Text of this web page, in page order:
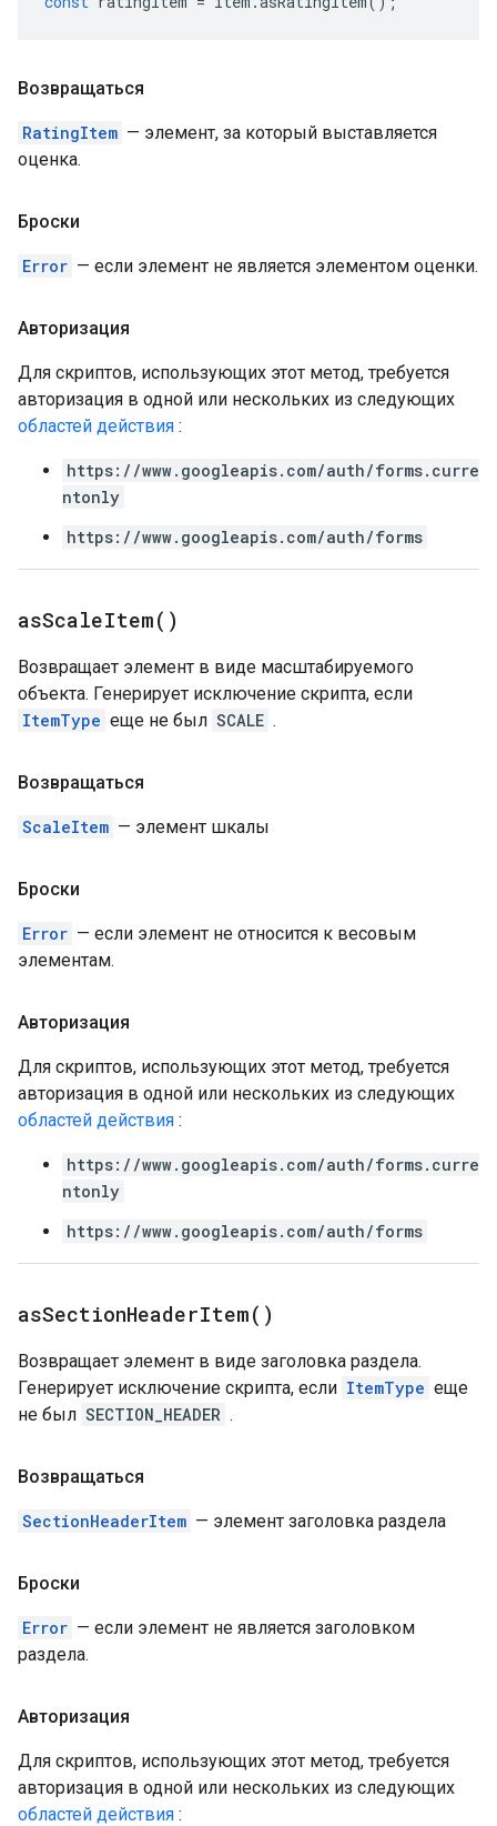
Возвращаться
RatingItem — элемент, за который выставляется
оценка.
Броски
Error — если элемент не является элементом оценки.
Авторизация
Для скриптов, использующих этот метод, требуется
авторизация в одной или нескольких из следующих
областей действия :
https://www.googleapis.com/auth/forms.curre
ntonly
https://www.googleapis.com/auth/forms
asScaleItem( )
Возвращает элемент в виде масштабируемого
объекта. Генерирует исключение скрипта, если
ItemType еще не был SCALE .
Возвращаться
ScaleItem — элемент шкалы
Броски
Error — если элемент не относится к весовым
элементам.
Авторизация
Для скриптов, использующих этот метод, требуется
авторизация в одной или нескольких из следующих
областей действия :
https://www.googleapis.com/auth/forms.curre
ntonly
https://www.googleapis.com/auth/forms
asSectionHeaderItem( )
Возвращает элемент в виде заголовка раздела.
Генерирует исключение скрипта, если ItemType еще
не был SECTION_HEADER .
Возвращаться
SectionHeaderItem — элемент заголовка раздела
Броски
Error — если элемент не является заголовком
раздела.
Авторизация
Для скриптов, использующих этот метод, требуется
авторизация в одной или нескольких из следующих
областей действия :